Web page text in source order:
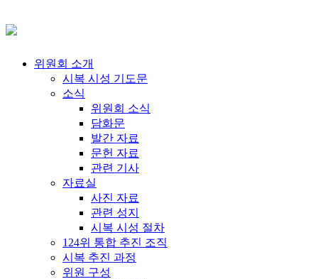
위원회 소개
시복 시성 기도문
소식
위원회 소식
담화문
발간 자료
문헌 자료
관련 기사
자료실
사진 자료
관련 성지
시복 시성 절차
124위 통합 추진 조직
시복 추진 과정
위원 구성